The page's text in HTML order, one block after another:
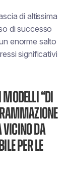
di altissima
di successo
enorme salto
significativi
“di
vicino da
per le